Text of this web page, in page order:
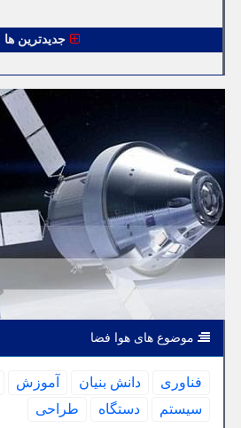
جدیدترین ها
موضوع های هوا فضا
فناوری دانش بنیان آموزش
سیستم
دستگاه طراحی